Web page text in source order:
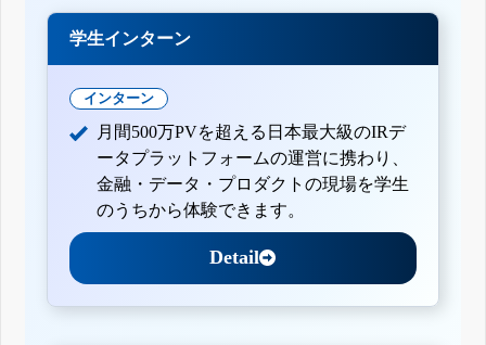
学生インターン
インターン
月間500万PVを超える日本最大級のIRデ
ータプラットフォームの運営に携わり、
金融・データ・プロダクトの現場を学生
のうちから体験できます。
Detail